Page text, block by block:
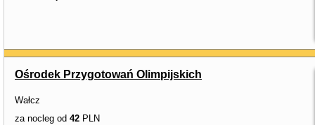
Ośrodek Przygotowań Olimpijskich
Wałcz
za nocleg od 42 PLN